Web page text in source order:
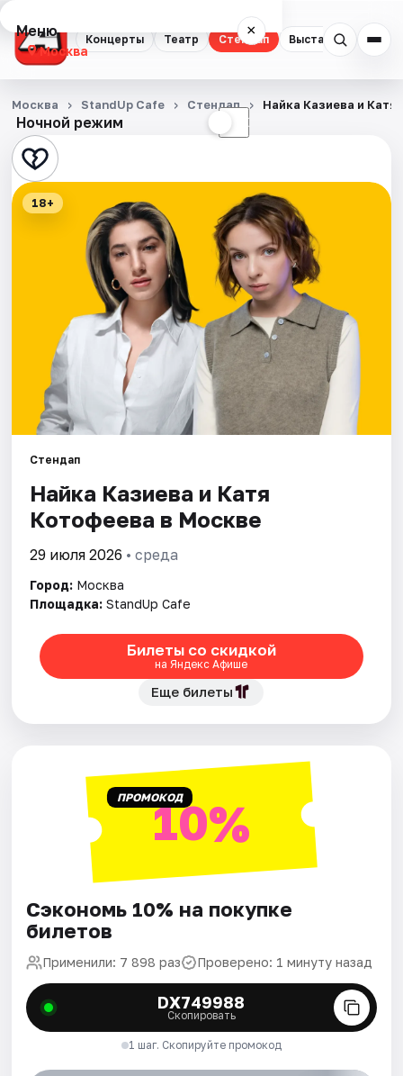
Концерты Театр Стендап Выставки
Меню ×
Москва
Концерты
Театр
Стендап
Спорт
События
Площадки
Артисты
Ночной режим ☾
Москва StandUp Cafe Стендап Найка Казиева и
18+
Стендап
Найка Казиева и Катя
Котофеева в Москве
29 июля 2026 • среда
Город: Москва
Площадка: StandUp Cafe
Билеты со скидкой
на Яндекс Афише
Еще билеты
ПРОМОКОД10%
Сэкономь 10% на покупке
билетов
Применили: 7 898 раз Проверено: 1 минуту назад
DX749988
Скопировать
1 шаг. Скопируйте промокод